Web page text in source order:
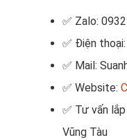
✅ Zalo:
✅ Điện
✅ Mail:
✅ Website:
✅ Tư vấn
Vũng Tàu